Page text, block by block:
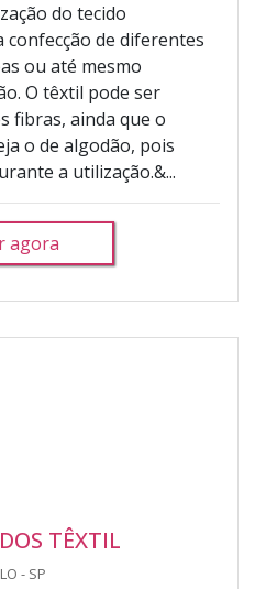
do tecido
confecção de diferentes
ou até mesmo
O têxtil pode ser
fibras, ainda que o
o de algodão, pois
a utilização.&...
agora
TÊXTIL
- SP